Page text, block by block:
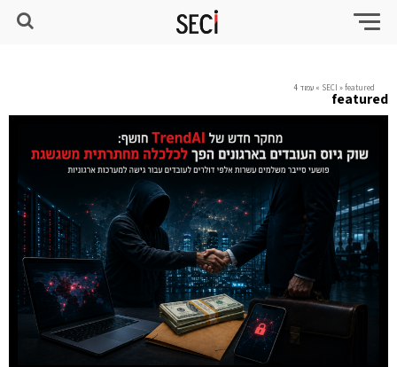
SECI »featured
» עמוד 4
featured